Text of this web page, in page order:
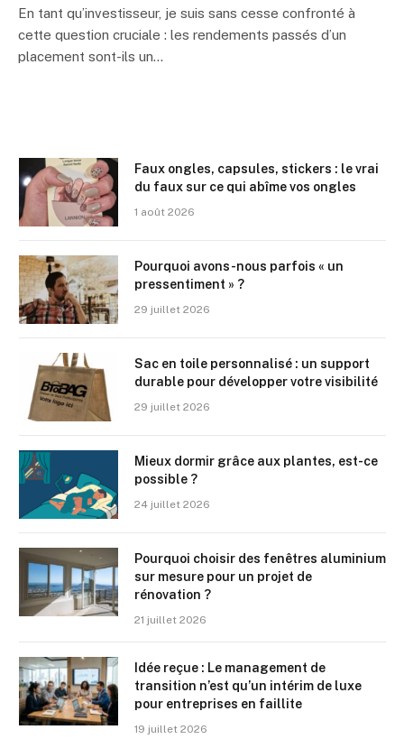
En tant qu’investisseur, je suis sans cesse confronté à
cette question cruciale : les rendements passés d’un
placement sont-ils un…
Faux ongles, capsules, stickers : le vrai
du faux sur ce qui abîme vos ongles
1 août 2026
Pourquoi avons-nous parfois « un
pressentiment » ?
29 juillet 2026
Sac en toile personnalisé : un support
durable pour développer votre visibilité
29 juillet 2026
Mieux dormir grâce aux plantes, est-ce
possible ?
24 juillet 2026
Pourquoi choisir des fenêtres aluminium
sur mesure pour un projet de
rénovation ?
21 juillet 2026
Idée reçue : Le management de
transition n’est qu’un intérim de luxe
pour entreprises en faillite
19 juillet 2026